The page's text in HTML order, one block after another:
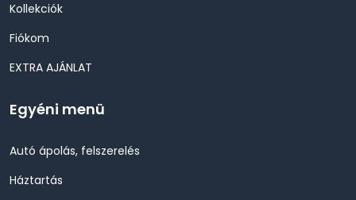
Kollekciók
Fiókom
EXTRA AJÁNLAT
Egyéni menü
Autó ápolás, felszerelés
Háztartás